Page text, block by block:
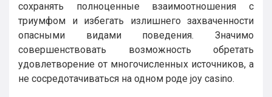
сохранять полноценные взаимоотношения с
триумфом и избегать излишнего захваченности
опасными видами поведения. Значимо
совершенствовать возможность обретать
удовлетворение от многочисленных источников, а
не сосредотачиваться на одном роде joy casino.